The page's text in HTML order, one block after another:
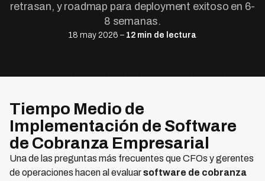
retrasan, y roadmap para deployment exitoso en 6-
8 semanas.
18 may 2026 – 12 min de lectura
Tiempo Medio de
Implementación de Software
de Cobranza Empresarial
Una de las preguntas más frecuentes que CFOs y gerentes
de operaciones hacen al evaluarsoftware de cobranza